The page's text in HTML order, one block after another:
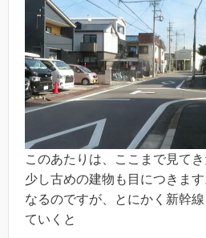
このあたりは、ここまで見て
少し古めの建物も目につきま
なるのですが、とにかく新幹
ていくと